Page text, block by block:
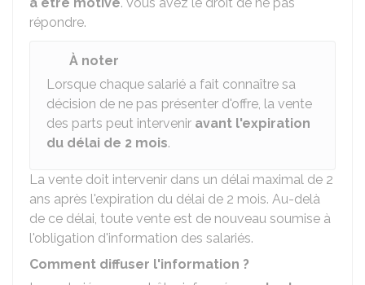
répondre.
À noter
Lorsque chaque salarié a fait connaître sa
décision de ne pas présenter d'offre, la vente
des parts peut intervenir avant l'expiration
du délai de 2 mois.
La vente doit intervenir dans un délai maximal de 2
ans après l'expiration du délai de 2 mois. Au-delà
de ce délai, toute vente est de nouveau soumise à
l'obligation d'information des salariés.
Comment diffuser l'information ?